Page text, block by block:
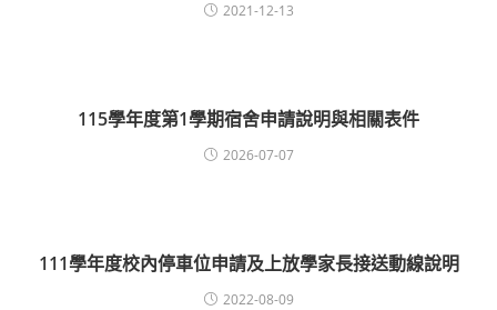
2021-12-13
115學年度第1學期宿舍申請說明與相關表件
2026-07-07
111學年度校內停車位申請及上放學家長接送動線說明
2022-08-09